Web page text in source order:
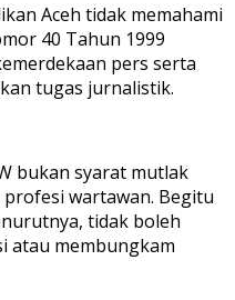
Aceh tidak memahami
40 Tahun 1999
pers serta
tugas jurnalistik.
bukan syarat mutlak
wartawan. Begitu
tidak boleh
atau membungkam